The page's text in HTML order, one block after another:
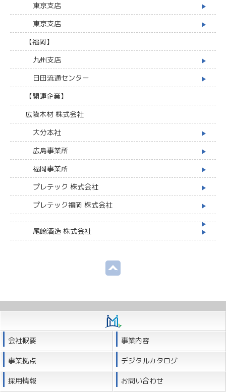
東京支店
東京支店
【福岡】
九州支店
日田流通センター
【関連企業】
広陵木材 株式会社
大分本社
広島事業所
福岡事業所
プレテック 株式会社
プレテック福岡 株式会社
尾﨑酒造 株式会社
会社概要 事業内容
事業拠点 デジタルカタログ
採用情報 お問い合わせ